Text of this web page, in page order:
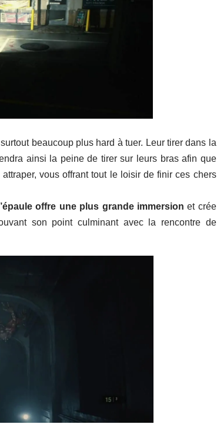
beaucoup plus hard à tuer. Leur tirer dans la
ainsi la peine de tirer sur leurs bras afin que
vous offrant tout le loisir de finir ces chers
offre une plus grande immersion et crée
son point culminant avec la rencontre de